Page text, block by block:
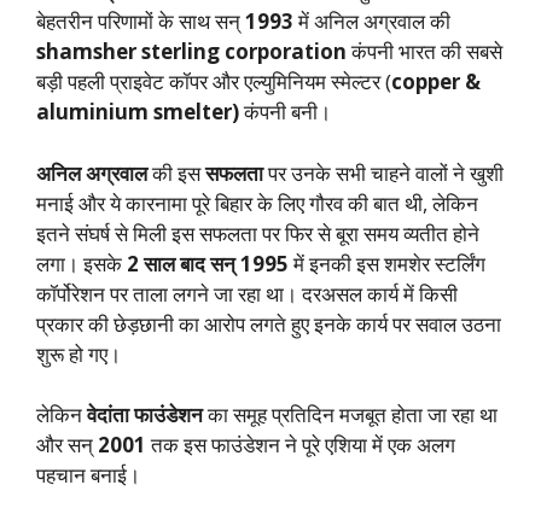
बेहतरीन परिणामों के साथ सन्1993में अनिल अग्रवाल की
shamsher sterling corporationकंपनी भारत की सबसे
बड़ी पहली प्राइवेट कॉपर और एल्युमिनियम स्मेल्टर (copper &
aluminium smelter)कंपनी बनी।
अनिल अग्रवालकी इससफलतापर उनके सभी चाहने वालों ने खुशी
मनाई और ये कारनामा पूरे बिहार के लिए गौरव की बात थी, लेकिन
इतने संघर्ष से मिली इस सफलता पर फिर से बूरा समय व्यतीत होने
लगा। इसके 2 साल बाद सन् 1995में इनकी इस शमशेर स्टर्लिंग
कॉर्पोरेशन पर ताला लगने जा रहा था। दरअसल कार्य में किसी
प्रकार की छेड़छानी का आरोप लगते हुए इनके कार्य पर सवाल उठना
शुरू हो गए।
लेकिनवेदांता फाउंडेशनका समूह प्रतिदिन मजबूत होता जा रहा था
और सन् 2001तक इस फाउंडेशन ने पूरे एशिया में एक अलग
पहचान बनाई।